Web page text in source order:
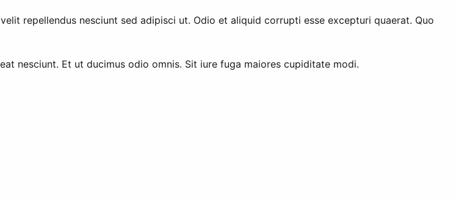
repellendus nesciunt sed adipisci ut. Odio et aliquid corrupti esse excepturi quaerat. Quo
nesciunt. Et ut ducimus odio omnis. Sit iure fuga maiores cupiditate modi.